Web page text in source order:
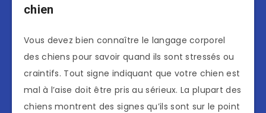
chien
Vous devez bien connaître le langage corporel
des chiens pour savoir quand ils sont stressés ou
craintifs. Tout signe indiquant que votre chien est
mal à l’aise doit être pris au sérieux. La plupart des
chiens montrent des signes qu’ils sont sur le point